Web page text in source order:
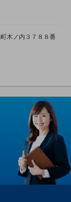
木ノ内３７８８番